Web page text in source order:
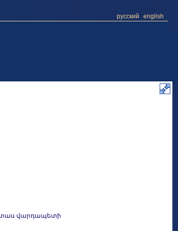
русский english
վարդապետի